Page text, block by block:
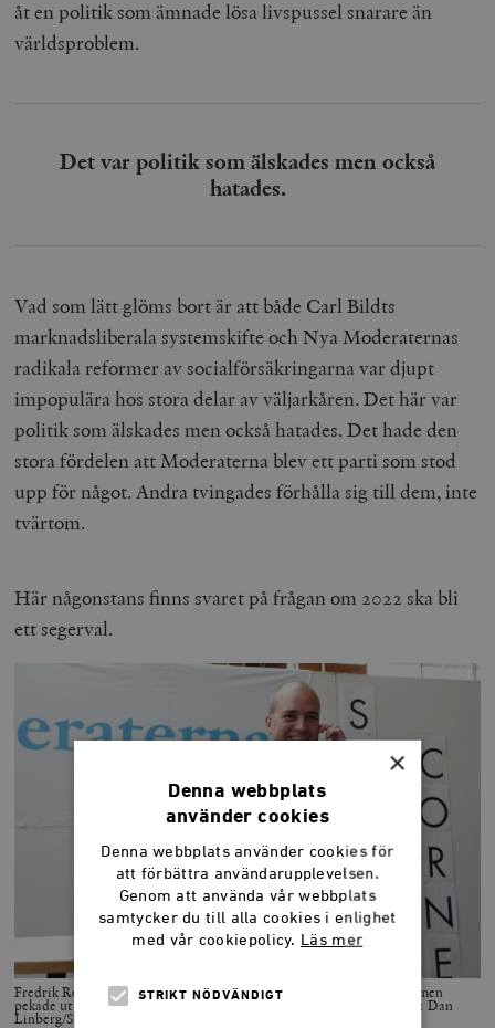
åt en politik som ämnade lösa livspussel snarare än
världsproblem.
Det var politik som älskades men också
hatades.
Vad som lätt glöms bort är att både Carl Bildts
marknadsliberala systemskifte och Nya Moderaternas
radikala reformer av socialförsäkringarna var djupt
impopulära hos stora delar av väljarkåren. Det här var
politik som älskades men också hatades. Det hade den
stora fördelen att Moderaterna blev ett parti som stod
upp för något. Andra tvingades förhålla sig till dem, inte
tvärtom.
Här någonstans finns svaret på frågan om 2022 ska bli
ett segerval.
Fredrik Reinfeldts reformer av bidragssystemen var kontroversiella, men
pekade ut en tydlig färdriktning som vann valen 2006 och 2010. Foto: Dan
Linberg/SCANPIX
×
Denna webbplats
använder cookies
Denna webbplats använder cookies för
att förbättra användarupplevelsen.
Genom att använda vår webbplats
samtycker du till alla cookies i enlighet
med vår cookiepolicy. Läs mer
STRIKT NÖDVÄNDIGT